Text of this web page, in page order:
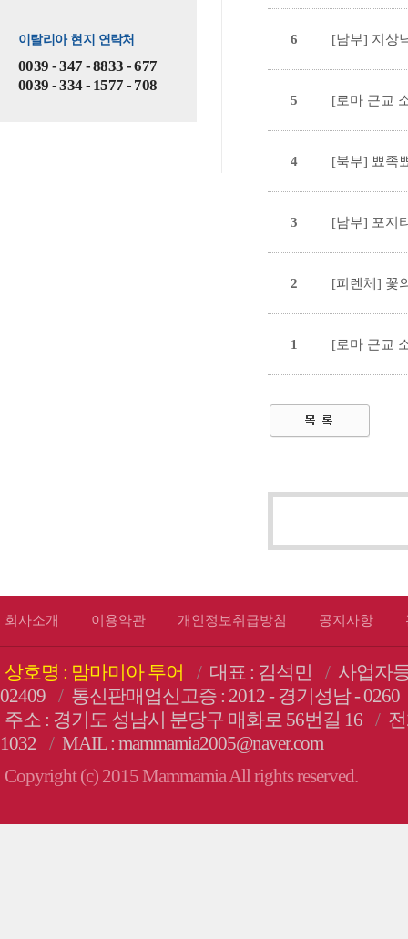
이탈리아 현지 연락처
0039 - 347 - 8833 - 677
0039 - 334 - 1577 - 708
6 [남부] 지상
5 [로마 근교
4 [북부] 뾰족
3 [남부] 포지
2 [피렌체] 꽃
1 [로마 근교
회사소개 이용약관 개인정보취급방침 공지사항
상호명 : 맘마미아 투어 / 대표 : 김석민 / 사업자
02409
/ 통신판매업신고증 : 2012 - 경기성남 - 0260
주소 : 경기도 성남시 분당구 매화로 56번길 16
/
1032
/ MAIL : mammamia2005@naver.com
Copyright (c) 2015 Mammamia All rights reserved.